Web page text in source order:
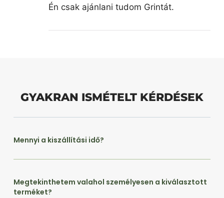
Én csak ajánlani tudom Grintát.
GYAKRAN ISMÉTELT KÉRDÉSEK
Mennyi a kiszállítási idő?
Megtekinthetem valahol személyesen a kiválasztott
terméket?